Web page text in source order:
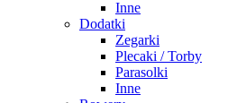
Inne
Dodatki
Zegarki
Plecaki / Torby
Parasolki
Inne